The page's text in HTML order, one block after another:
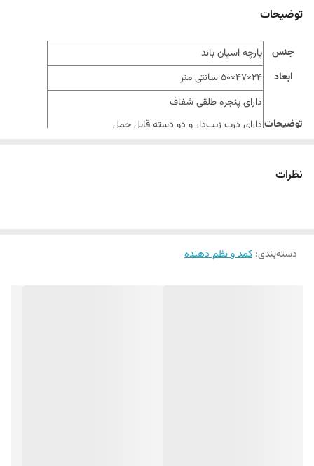
توضیحات
جنس
پارچه اسپان باند
ابعاد
24×47×50 سانتی متر
توضیحات
دارای پنجره طلقی شفاف
دارای درب زیپ‌دار و دو دسته قابل حمل
نظرات
دسته‌بندی: کمد و نظم دهنده